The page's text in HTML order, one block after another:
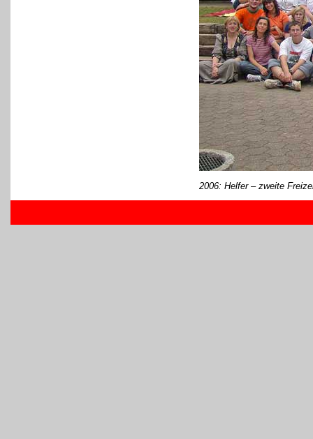
2006: Helfer – zweite